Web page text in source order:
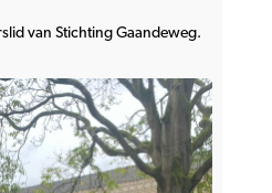
van Stichting Gaandeweg.